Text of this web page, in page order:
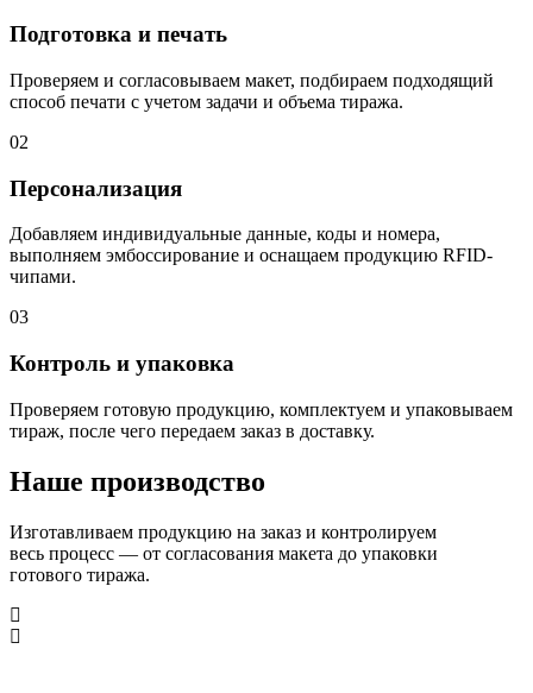
Подготовка и печать
Проверяем и согласовываем макет, подбираем подходящий
способ печати с учетом задачи и объема тиража.
02
Персонализация
Добавляем индивидуальные данные, коды и номера,
выполняем эмбоссирование и оснащаем продукцию RFID-
чипами.
03
Контроль и упаковка
Проверяем готовую продукцию, комплектуем и упаковываем
тираж, после чего передаем заказ в доставку.
Наше производство
Изготавливаем продукцию на заказ и контролируем
весь процесс — от согласования макета до упаковки
готового тиража.